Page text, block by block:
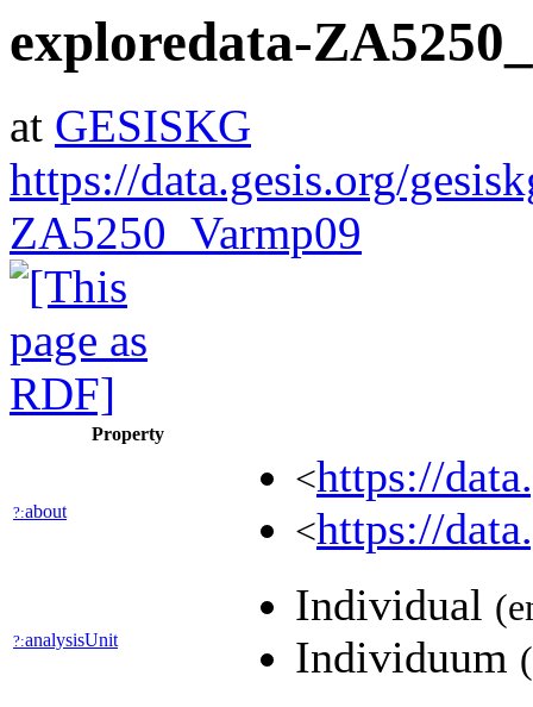
exploredata-
at GESISKG
https://data.gesis.org/
ZA5250_Varmp09
Property
?:about
<https://
<https://
?:analysisUnit
Individual
Individuum